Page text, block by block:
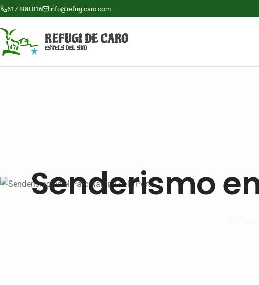
617 808 816 info@refugicaro.com
Senderismo